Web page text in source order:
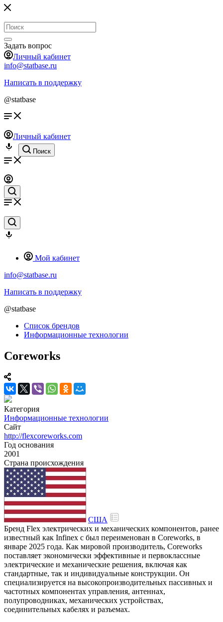
Задать вопрос
Личный кабинет
info@statbase.ru
Написать в поддержку
@statbase
Личный кабинет
Поиск
Мой кабинет
info@statbase.ru
Написать в поддержку
@statbase
Список брендов
Информационные технологии
Coreworks
Категория
Информационные технологии
Сайт
http://flexcoreworks.com
Год основания
2001
Страна происхождения
США
Бренд Flex электрических и механических компонентов, ранее
известный как Infinex с был переименован в Coreworks, в
январе 2025 года. Как мировой производитель, Coreworks
поставляет экономически эффективные и первоклассные
электрические и механические решения, включая как
стандартные, так и индивидуальные конструкции. Он
специализируется на высокопроизводительных пассивных и
частотных компонентах управления, антеннах,
полупроводниках, механических устройствах,
соединительных кабелях и разъемах.